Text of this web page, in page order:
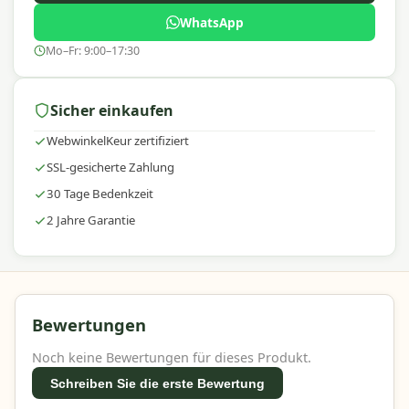
Warum Madison?
MitMadisonentscheiden Sie sich für hochwertige
und langlebige Gartenaccessoires mit einem
ausgezeichneten Preis-Leistungs-Verhältnis. Wir
bieten eine breite Auswahl, schnelle Lieferung und
fachkundige Beratung, damit Sie Ihren
Außenbereich vertrauensvoll gestalten können.
WhatsApp
Mo–Fr: 9:00–17:30
Sicher einkaufen
WebwinkelKeur zertifiziert
SSL-gesicherte Zahlung
30 Tage Bedenkzeit
2 Jahre Garantie
Bewertungen
Noch keine Bewertungen für dieses Produkt.
Schreiben Sie die erste Bewertung